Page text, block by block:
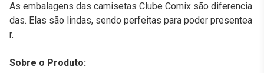
As embalagens das camisetas Clube Comix são diferencia
das. Elas são lindas, sendo perfeitas para poder presentea
r.
Sobre o Produto: